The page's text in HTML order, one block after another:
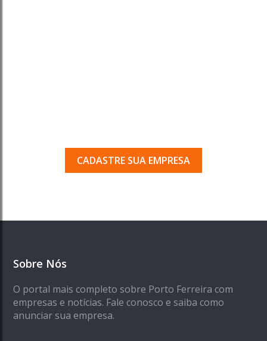
CADASTRE SUA EMPRESA
Sobre Nós
O portal mais completo sobre Porto Ferreira com
empresas e notícias. Fale conosco e saiba como
anunciar sua empresa.